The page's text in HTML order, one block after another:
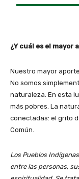
¿Y cuál es el mayor
Nuestro mayor
No somos
naturaleza. En esta
más pobres. La
conectadas: el grito
Común.
Los Pueblos
entre las personas,